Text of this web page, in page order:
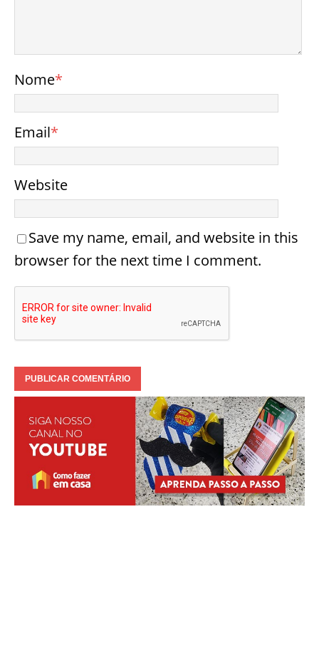
Nome*
Email*
Website
Save my name, email, and website in this
browser for the next time I comment.